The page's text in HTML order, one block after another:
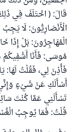
قَالَ: ( اخْتَلَفَ فِي
الْأَنْصَارِيُّونَ: لَا
الْمُهَاجِرُونَ: بَلْ إِذَا
مُوسَى: فَأَنَا
فَأُذِنَ لِي، فَقُلْتُ لَهَا:
أَسْأَلَكِ عَنْ شَيْءٍ
تَسْأَلَنِي عَمَّا كُنْتَ
قُلْتُ: فَمَا يُوجِبُ